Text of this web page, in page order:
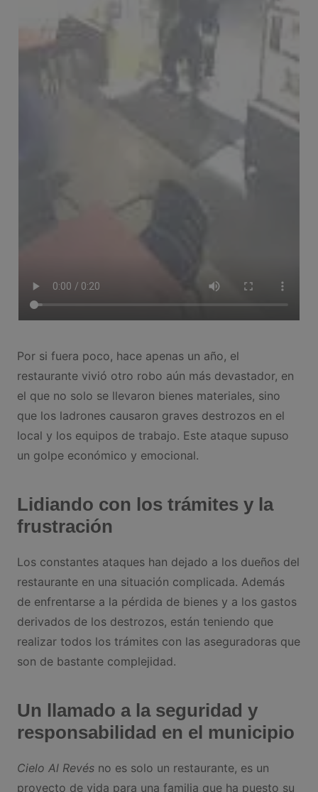
Por si fuera poco, hace apenas un año, el
restaurante vivió otro robo aún más devastador, en
el que no solo se llevaron bienes materiales, sino
que los ladrones causaron graves destrozos en el
local y los equipos de trabajo. Este ataque supuso
un golpe económico y emocional.
Lidiando con los trámites y la
frustración
Los constantes ataques han dejado a los dueños del
restaurante en una situación complicada. Además
de enfrentarse a la pérdida de bienes y a los gastos
derivados de los destrozos, están teniendo que
realizar todos los trámites con las aseguradoras que
son de bastante complejidad.
Un llamado a la seguridad y
responsabilidad en el municipio
Cielo Al Revésno es solo un restaurante, es un
proyecto de vida para una familia que ha puesto su